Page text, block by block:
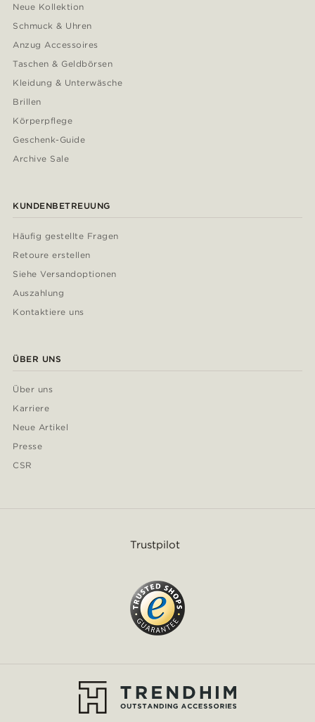
Neue Kollektion
Schmuck & Uhren
Anzug Accessoires
Taschen & Geldbörsen
Kleidung & Unterwäsche
Brillen
Körperpflege
Geschenk-Guide
Archive Sale
KUNDENBETREUUNG
Häufig gestellte Fragen
Retoure erstellen
Siehe Versandoptionen
Auszahlung
Kontaktiere uns
ÜBER UNS
Über uns
Karriere
Neue Artikel
Presse
CSR
Trustpilot